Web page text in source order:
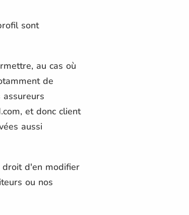
sont
au cas où
de
et donc client
aussi
droit d'en modifier
ou nos